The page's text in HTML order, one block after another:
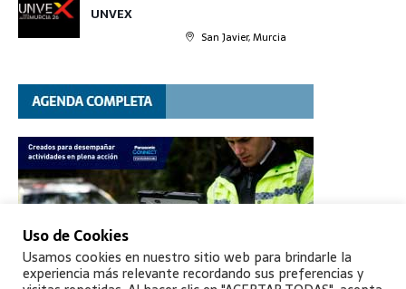
UNVEX
San Javier, Murcia
Uso de Cookies
Usamos cookies en nuestro sitio web para brindarle la
experiencia más relevante recordando sus preferencias y